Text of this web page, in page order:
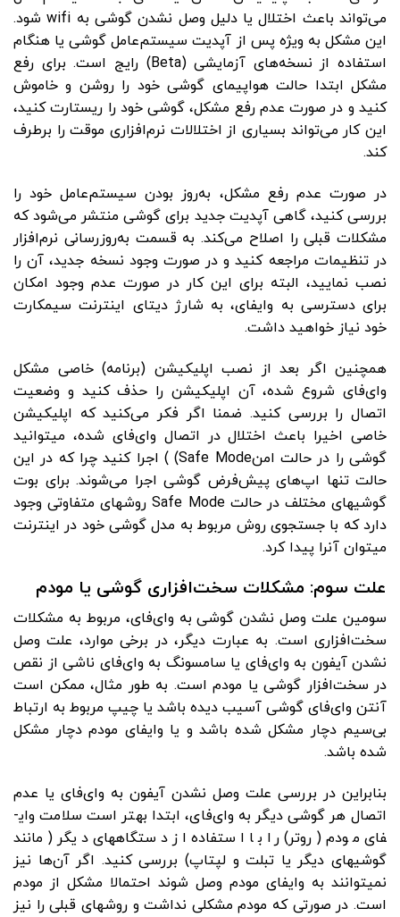
می‌تواند باعث اختلال یا دلیل وصل نشدن گوشی به wifi شود.
این مشکل به‌ ویژه پس از آپدیت سیستم‌عامل گوشی یا هنگام
استفاده از نسخه‌های آزمایشی (Beta) رایج است. برای رفع
مشکل ابتدا حالت هواپیمای گوشی خود را روشن و خاموش
کنید و در صورت عدم رفع مشکل، گوشی خود را ریستارت کنید،
این کار می‌تواند بسیاری از اختلالات نرم‌افزاری موقت را برطرف
کند.
در صورت عدم رفع مشکل، به‌روز بودن سیستم‌عامل خود را
بررسی کنید، گاهی آپدیت جدید برای گوشی منتشر می‌شود که
مشکلات قبلی را اصلاح می‌کند. به قسمت به‌روزرسانی نرم‌افزار
در تنظیمات مراجعه کنید و در صورت وجود نسخه جدید، آن را
نصب نمایید، البته برای این کار در صورت عدم وجود امکان
برای دسترسی به وایفای، به شارژ دیتای اینترنت سیمکارت
خود نیاز خواهید داشت.
همچنین اگر بعد از نصب اپلیکیشن (برنامه) خاصی مشکل
وای‌فای شروع شده، آن اپلیکیشن را حذف کنید و وضعیت
اتصال را بررسی کنید. ضمنا اگر فکر می‌کنید که اپلیکیشن
خاصی اخیرا باعث اختلال در اتصال وای‌فای شده، می­توانید
گوشی را در حالت امنSafe Mode) ) اجرا کنید چرا که در این
حالت تنها اپ‌های پیش‌فرض گوشی اجرا می‌شوند. برای بوت
گوشی­های مختلف در حالت Safe Mode روش­های متفاوتی وجود
دارد که با جستجوی روش مربوط به مدل گوشی خود در اینترنت
می­توان آن­را پیدا کرد.
علت سوم: مشکلات سخت‌افزاری گوشی یا مودم
سومین علت وصل نشدن گوشی به وای‌فای، مربوط به مشکلات
سخت‌افزاری است. به عبارت دیگر، در برخی موارد، علت وصل
نشدن آیفون به وای‌فای یا سامسونگ به وای‌فای ناشی از نقص
در سخت‌افزار گوشی یا مودم است. به ‌طور مثال، ممکن است
آنتن وای‌فای گوشی آسیب دیده باشد یا چیپ مربوط به ارتباط
بی‌سیم دچار مشکل شده باشد و یا وای­فای مودم دچار مشکل
شده باشد.
بنابراین در بررسی علت وصل نشدن آیفون به وای‌فای یا عدم
اتصال هر گوشی دیگر به وای‌فای، ابتدا بهتر است سلامت وای­
فای مودم (روتر) را با استفاده از دستگاه­های دیگر (مانند
گوشی­های دیگر یا تبلت و لپتاپ) بررسی کنید. اگر آن‌ها نیز
نمی­توانند به وای­فای مودم وصل شوند احتمالا مشکل از مودم
است. در صورتی که مودم مشکلی نداشت و روش­های قبلی را نیز